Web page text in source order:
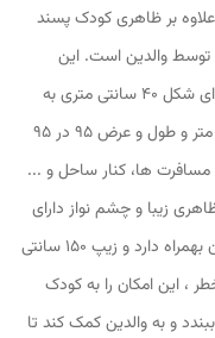
بر ظاهری کودک پسند
توسط والدین است. این
محصول با وزن سبک ، حمل آسان و کاور دایره ای شکل 40 سانتی متری به
راحتی باز و بسته می شود و با ارتفاع 110 سانتی متر و طول و عرض 95 در 95
مسافرت ها، کنار ساحل و ...
زیبا و چشم نواز دارای
پنجره توری تهویه ای مناسب برای فرزند دلبندتان بهمراه دارد و زیپ 150 سانتی
، این امکان را به کودک
و به والدین کمک کند تا